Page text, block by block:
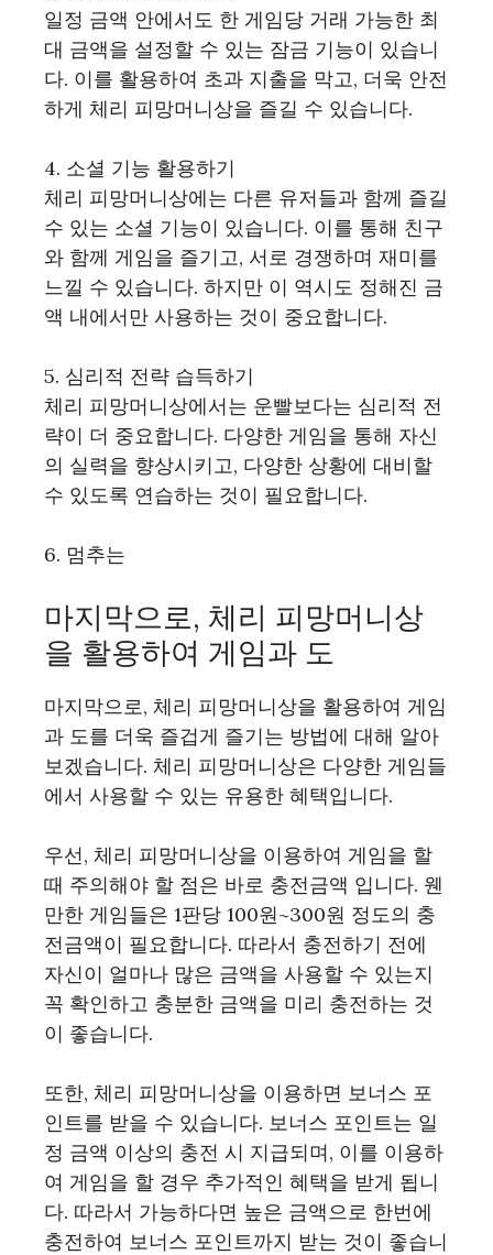
일정 금액 안에서도 한 게임당 거래 가능한 최
대 금액을 설정할 수 있는 잠금 기능이 있습니
다. 이를 활용하여 초과 지출을 막고, 더욱 안전
하게 체리 피망머니상을 즐길 수 있습니다.
4. 소셜 기능 활용하기
체리 피망머니상에는 다른 유저들과 함께 즐길
수 있는 소셜 기능이 있습니다. 이를 통해 친구
와 함께 게임을 즐기고, 서로 경쟁하며 재미를
느낄 수 있습니다. 하지만 이 역시도 정해진 금
액 내에서만 사용하는 것이 중요합니다.
5. 심리적 전략 습득하기
체리 피망머니상에서는 운빨보다는 심리적 전
략이 더 중요합니다. 다양한 게임을 통해 자신
의 실력을 향상시키고, 다양한 상황에 대비할
수 있도록 연습하는 것이 필요합니다.
6. 멈추는
마지막으로, 체리 피망머니상
을 활용하여 게임과 도
마지막으로, 체리 피망머니상을 활용하여 게임
과 도를 더욱 즐겁게 즐기는 방법에 대해 알아
보겠습니다. 체리 피망머니상은 다양한 게임들
에서 사용할 수 있는 유용한 혜택입니다.
우선, 체리 피망머니상을 이용하여 게임을 할
때 주의해야 할 점은 바로 충전금액 입니다. 웬
만한 게임들은 1판당 100원~300원 정도의 충
전금액이 필요합니다. 따라서 충전하기 전에
자신이 얼마나 많은 금액을 사용할 수 있는지
꼭 확인하고 충분한 금액을 미리 충전하는 것
이 좋습니다.
또한, 체리 피망머니상을 이용하면 보너스 포
인트를 받을 수 있습니다. 보너스 포인트는 일
정 금액 이상의 충전 시 지급되며, 이를 이용하
여 게임을 할 경우 추가적인 혜택을 받게 됩니
다. 따라서 가능하다면 높은 금액으로 한번에
충전하여 보너스 포인트까지 받는 것이 좋습니